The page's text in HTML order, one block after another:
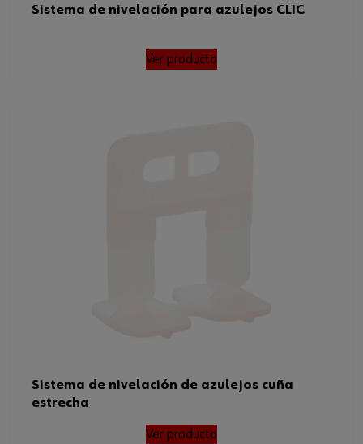
Sistema de nivelación para azulejos CLIC
Ver producto
Sistema de nivelación de azulejos cuña
estrecha
Ver producto